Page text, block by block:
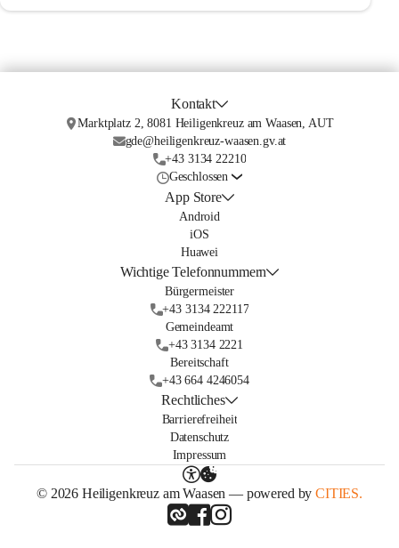
Kontakt
Marktplatz 2, 8081 Heiligenkreuz am Waasen, AUT
gde@heiligenkreuz-waasen.gv.at
+43 3134 22210
Geschlossen
App Store
Android
iOS
Huawei
Wichtige Telefonnummern
Bürgermeister
+43 3134 222117
Gemeindeamt
+43 3134 2221
Bereitschaft
+43 664 4246054
Rechtliches
Barrierefreiheit
Datenschutz
Impressum
© 2026 Heiligenkreuz am Waasen — powered byCITIES.